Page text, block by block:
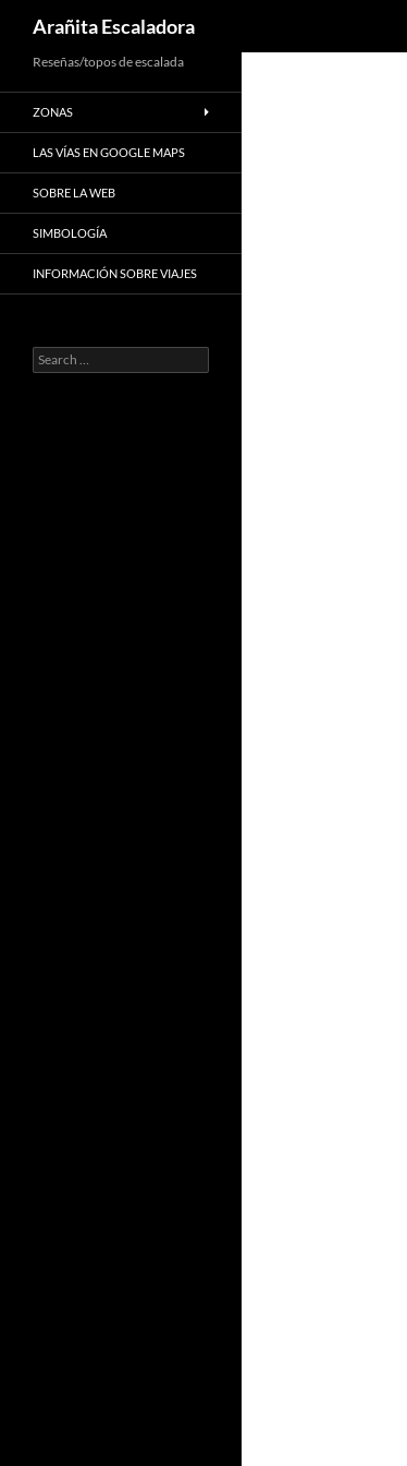
to
content
Arañita Escaladora
Reseñas/topos de escalada
ZONAS
LAS VÍAS EN GOOGLE MAPS
SOBRE LA WEB
SIMBOLOGÍA
INFORMACIÓN SOBRE VIAJES
Search
for: